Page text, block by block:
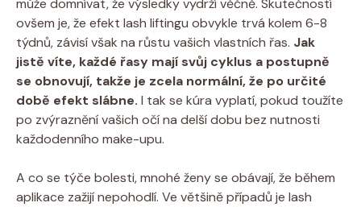
ovšem je, že efekt lash liftingu obvykle trvá kolem 6-8
týdnů, závisí však na růstu vašich vlastních řas. Jak
jistě víte, každé řasy mají svůj cyklus a postupně
se obnovují, takže je zcela normální, že po určité
době efekt slábne. I tak se kúra vyplatí, pokud toužíte
po zvýraznění vašich očí na delší dobu bez nutnosti
každodenního make-upu.
A co se týče bolesti, mnohé ženy se obávají, že během
aplikace zažijí nepohodlí. Ve většině případů je lash